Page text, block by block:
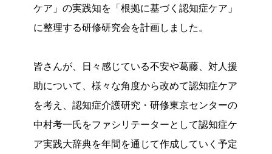
ケア」の実践知を「根拠に基づく認知症ケア」
に整理する研修研究会を計画しました。
皆さんが、日々感じている不安や葛藤、対人援
助について、様々な角度から改めて認知症ケア
を考え、認知症介護研究・研修東京センターの
中村考一氏をファシリテーターとして認知症ケ
ア実践大辞典を年間を通じて作成していく予定